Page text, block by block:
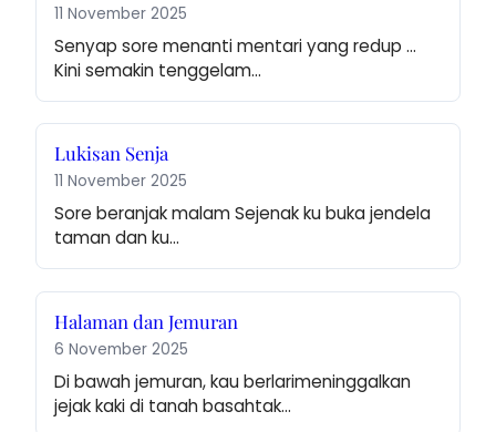
11 November 2025
Senyap sore menanti mentari yang redup …
Kini semakin tenggelam…
Lukisan Senja
11 November 2025
Sore beranjak malam Sejenak ku buka jendela
taman dan ku…
Halaman dan Jemuran
6 November 2025
Di bawah jemuran, kau berlarimeninggalkan
jejak kaki di tanah basahtak…